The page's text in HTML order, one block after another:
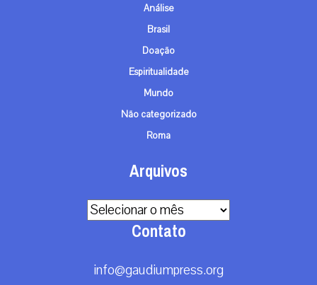
Análise
Brasil
Doação
Espiritualidade
Mundo
Não categorizado
Roma
Arquivos
Arquivos
Contato
info@gaudiumpress.org